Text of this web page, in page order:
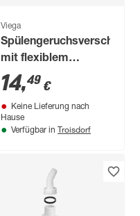
Viega
Spülengeruchsverschluss
mit flexiblem
Abgang
14,49 €
Keine Lieferung nach
Hause
Verfügbar in Troisdorf